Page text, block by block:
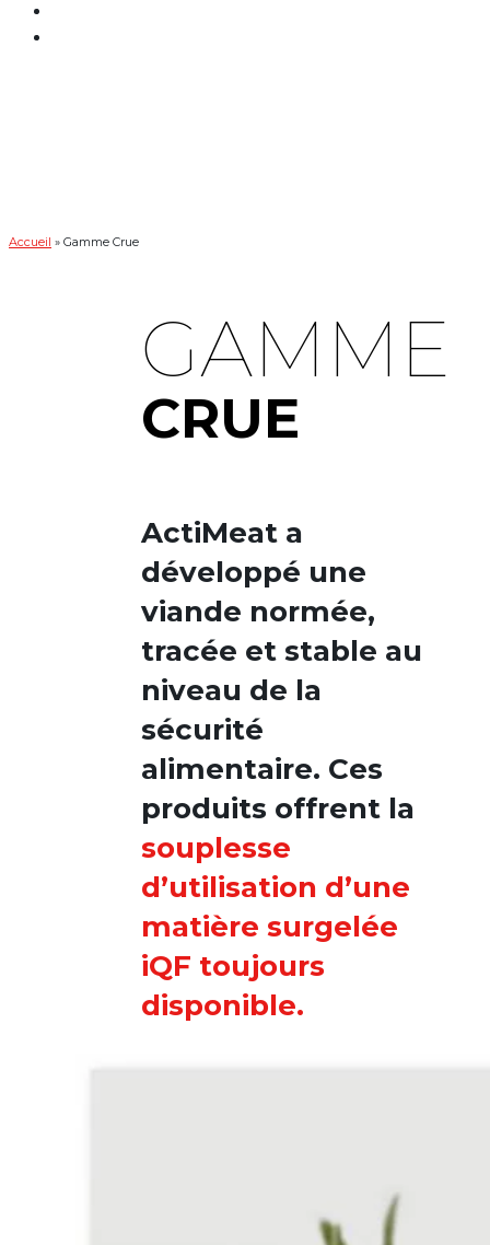
Accueil » Gamme Crue
GAMME
CRUE
ActiMeat a
développé une
viande normée,
tracée et stable au
niveau de la
sécurité
alimentaire. Ces
produits offrent la
souplesse
d’utilisation d’une
matière surgelée
iQF toujours
disponible.